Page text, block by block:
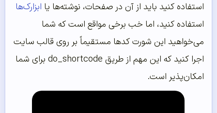
استفاده کنید باید از آن در صفحات، نوشته‌ها یا ابزارک‌ها
استفاده کنید، اما خب برخی مواقع است که شما
می‌خواهید این شورت کدها مستقیماً بر روی قالب سایت
اجرا کنید که این مهم از طریق do_shortcode برای شما
امکان‌پذیر است.